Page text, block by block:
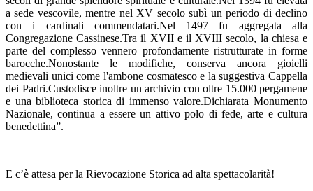
a sede vescovile, mentre nel XV secolo subì un periodo di declino
con i cardinali commendatari.Nel 1497 fu aggregata alla
Congregazione Cassinese.Tra il XVII e il XVIII secolo, la chiesa e
parte del complesso vennero profondamente ristrutturate in forme
barocche.Nonostante le modifiche, conserva ancora gioielli
medievali unici come l'ambone cosmatesco e la suggestiva Cappella
dei Padri.Custodisce inoltre un archivio con oltre 15.000 pergamene
e una biblioteca storica di immenso valore.Dichiarata Monumento
Nazionale, continua a essere un attivo polo di fede, arte e cultura
benedettina”.
E c’è attesa per la Rievocazione Storica ad alta spettacolarità!